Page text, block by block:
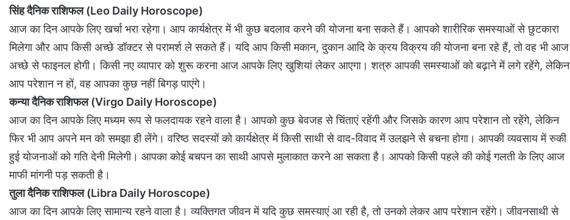
सिंह दैनिक राशिफल (Leo Daily Horoscope)
आज का दिन आपके लिए खर्चा भरा रहेगा। आप कार्यक्षेत्र में भी कुछ बदलाव करने की योजना बना सकते हैं। आपको शारीरिक समस्याओं से छुटकारा
मिलेगा और आप किसी अच्छे डॉक्टर से परामर्श ले सकते हैं। यदि आप किसी मकान, दुकान आदि के क्रय विक्रय की योजना बना रहे हैं, तो वह भी आज
अच्छे से फाइनल होगी। किसी नए व्यापार को शुरू करना आज आपके लिए खुशियां लेकर आएगा। शत्रु आपकी समस्याओं को बढ़ाने में लगे रहेंगे, लेकिन
आप परेशान न हों, वह आपका कुछ नहीं बिगड़ पाएंगे।
कन्या दैनिक राशिफल (Virgo Daily Horoscope)
आज का दिन आपके लिए मध्यम रूप से फलदायक रहने वाला है। आपको कुछ बेवजह से चिंताएं रहेंगी और जिसके कारण आप परेशान तो रहेंगे, लेकिन
फिर भी आप अपने मन को समझा ही लेंगे। वरिष्ठ सदस्यों को कार्यक्षेत्र में किसी साथी से वाद-विवाद में उलझने से बचना होगा। आपकी व्यवसाय में रुकी
हुई योजनाओं को गति देनी मिलेगी। आपका कोई बचपन का साथी आपसे मुलाकात करने आ सकता है। आपको किसी पहले की कोई गलती के लिए आज
माफी मांगनी पड़ सकती है।
तुला दैनिक राशिफल (Libra Daily Horoscope)
आज का दिन आपके लिए सामान्य रहने वाला है। व्यक्तिगत जीवन में यदि कुछ समस्याएं आ रही है, तो उनको लेकर आप परेशान रहेंगे। जीवनसाथी से